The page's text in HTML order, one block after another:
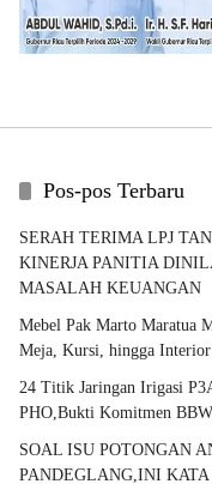
Pos-pos Terbaru
SERAH TERIMA LPJ
KINERJA PANITIA
MASALAH KEUANGAN
Mebel Pak Marto Maratua
Meja, Kursi, hingga Interior
24 Titik Jaringan Irigasi
PHO,Bukti Komitmen
SOAL ISU POTONGAN
PANDEGLANG,INI KATA